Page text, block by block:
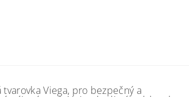
Viega, pro bezpečný a